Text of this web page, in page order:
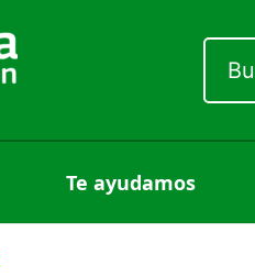
por:
Te ayudamos